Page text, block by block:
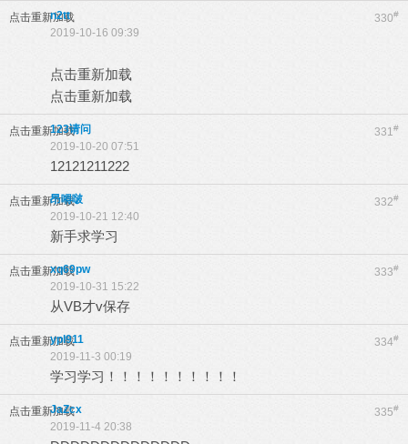
点击重新加载 330#
n2tt
2019-10-16 09:39
点击重新加载
点击重新加载
点击重新加载 331#
123请问
2019-10-20 07:51
12121211222
点击重新加载 332#
昂嘚啵
2019-10-21 12:40
新手求学习
点击重新加载 333#
xq69pw
2019-10-31 15:22
从VB才v保存
点击重新加载 334#
ypl911
2019-11-3 00:19
学习学习！！！！！！！！！！
点击重新加载 335#
JaZcx
2019-11-4 20:38